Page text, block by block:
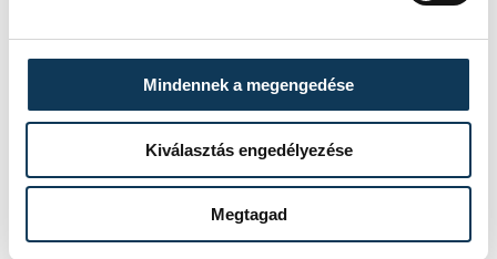
Mindennek a megengedése
Kiválasztás engedélyezése
Megtagad
augusztus 12-én éjjel tetőzik majd a
Perseidák hullócsillagraj, de
ugyanezen a napon részleges
napfogyatkozást is meg lehet majd
figyelni.
KÖZÉLET